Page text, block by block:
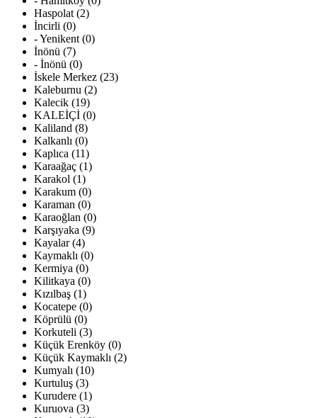
Haspolat (2)
İncirli (0)
- Yenikent (0)
İnönü (7)
- İnönü (0)
İskele Merkez (23)
Kaleburnu (2)
Kalecik (19)
KALEİÇİ (0)
Kaliland (8)
Kalkanlı (0)
Kaplıca (11)
Karaağaç (1)
Karakol (1)
Karakum (0)
Karaman (0)
Karaoğlan (0)
Karşıyaka (9)
Kayalar (4)
Kaymaklı (0)
Kermiya (0)
Kilitkaya (0)
Kızılbaş (1)
Kocatepe (0)
Köprülü (0)
Korkuteli (3)
Küçük Erenköy (0)
Küçük Kaymaklı (2)
Kumyalı (10)
Kurtuluş (3)
Kurudere (1)
Kuruova (3)